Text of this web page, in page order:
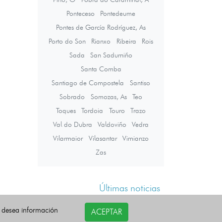
Ponteceso
Pontedeume
Pontes de García Rodríguez, As
Porto do Son
Rianxo Ribeira
Rois
Sada
San Sadurniño
Santa Comba
Santiago de Compostela
Santiso
Sobrado
Somozas, As
Teo
Toques
Tordoia Touro
Trazo
Val do Dubra
Valdoviño
Vedra
Vilarmaior
Vilasantar
Vimianzo
Zas
Últimas noticias
información
ACEPTAR